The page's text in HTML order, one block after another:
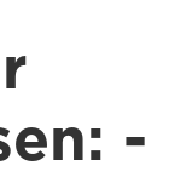
-